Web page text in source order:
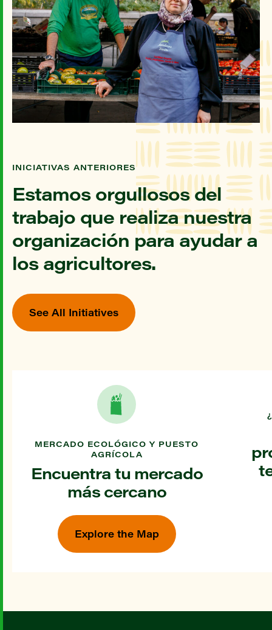
INICIATIVAS ANTERIORES
Estamos orgullosos del
trabajo que realiza nuestra
organización para ayudar a
los agricultores.
See All Initiatives
MERCADO ECOLÓGICO Y PUESTO
AGRÍCOLA
Encuentra tu mercado
más cercano
Explore the Map